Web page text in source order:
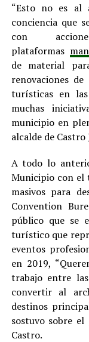
“Esto no es al
conciencia que
con
plataformas
de material
renovaciones
turísticas en
muchas
municipio en
alcalde de Castro
A todo lo
Municipio con el
masivos para
Convention
público que se
turístico que
eventos
en 2019,
trabajo entre
convertir al
destinos
sostuvo sobre
Castro.